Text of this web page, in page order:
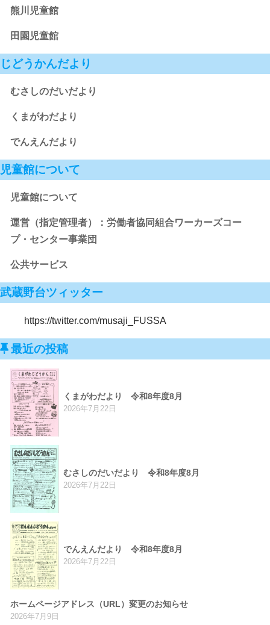
熊川児童館
田園児童館
じどうかんだより
むさしのだいだより
くまがわだより
でんえんだより
児童館について
児童館について
運営（指定管理者）：労働者協同組合ワーカーズコー
プ・センター事業団
公共サービス
武蔵野台ツィッター
https://twitter.com/musaji_FUSSA
最近の投稿
くまがわだより 令和8年度8月
2026年7月22日
むさしのだいだより 令和8年度8月
2026年7月22日
でんえんだより 令和8年度8月
2026年7月22日
ホームページアドレス（URL）変更のお知らせ
2026年7月9日